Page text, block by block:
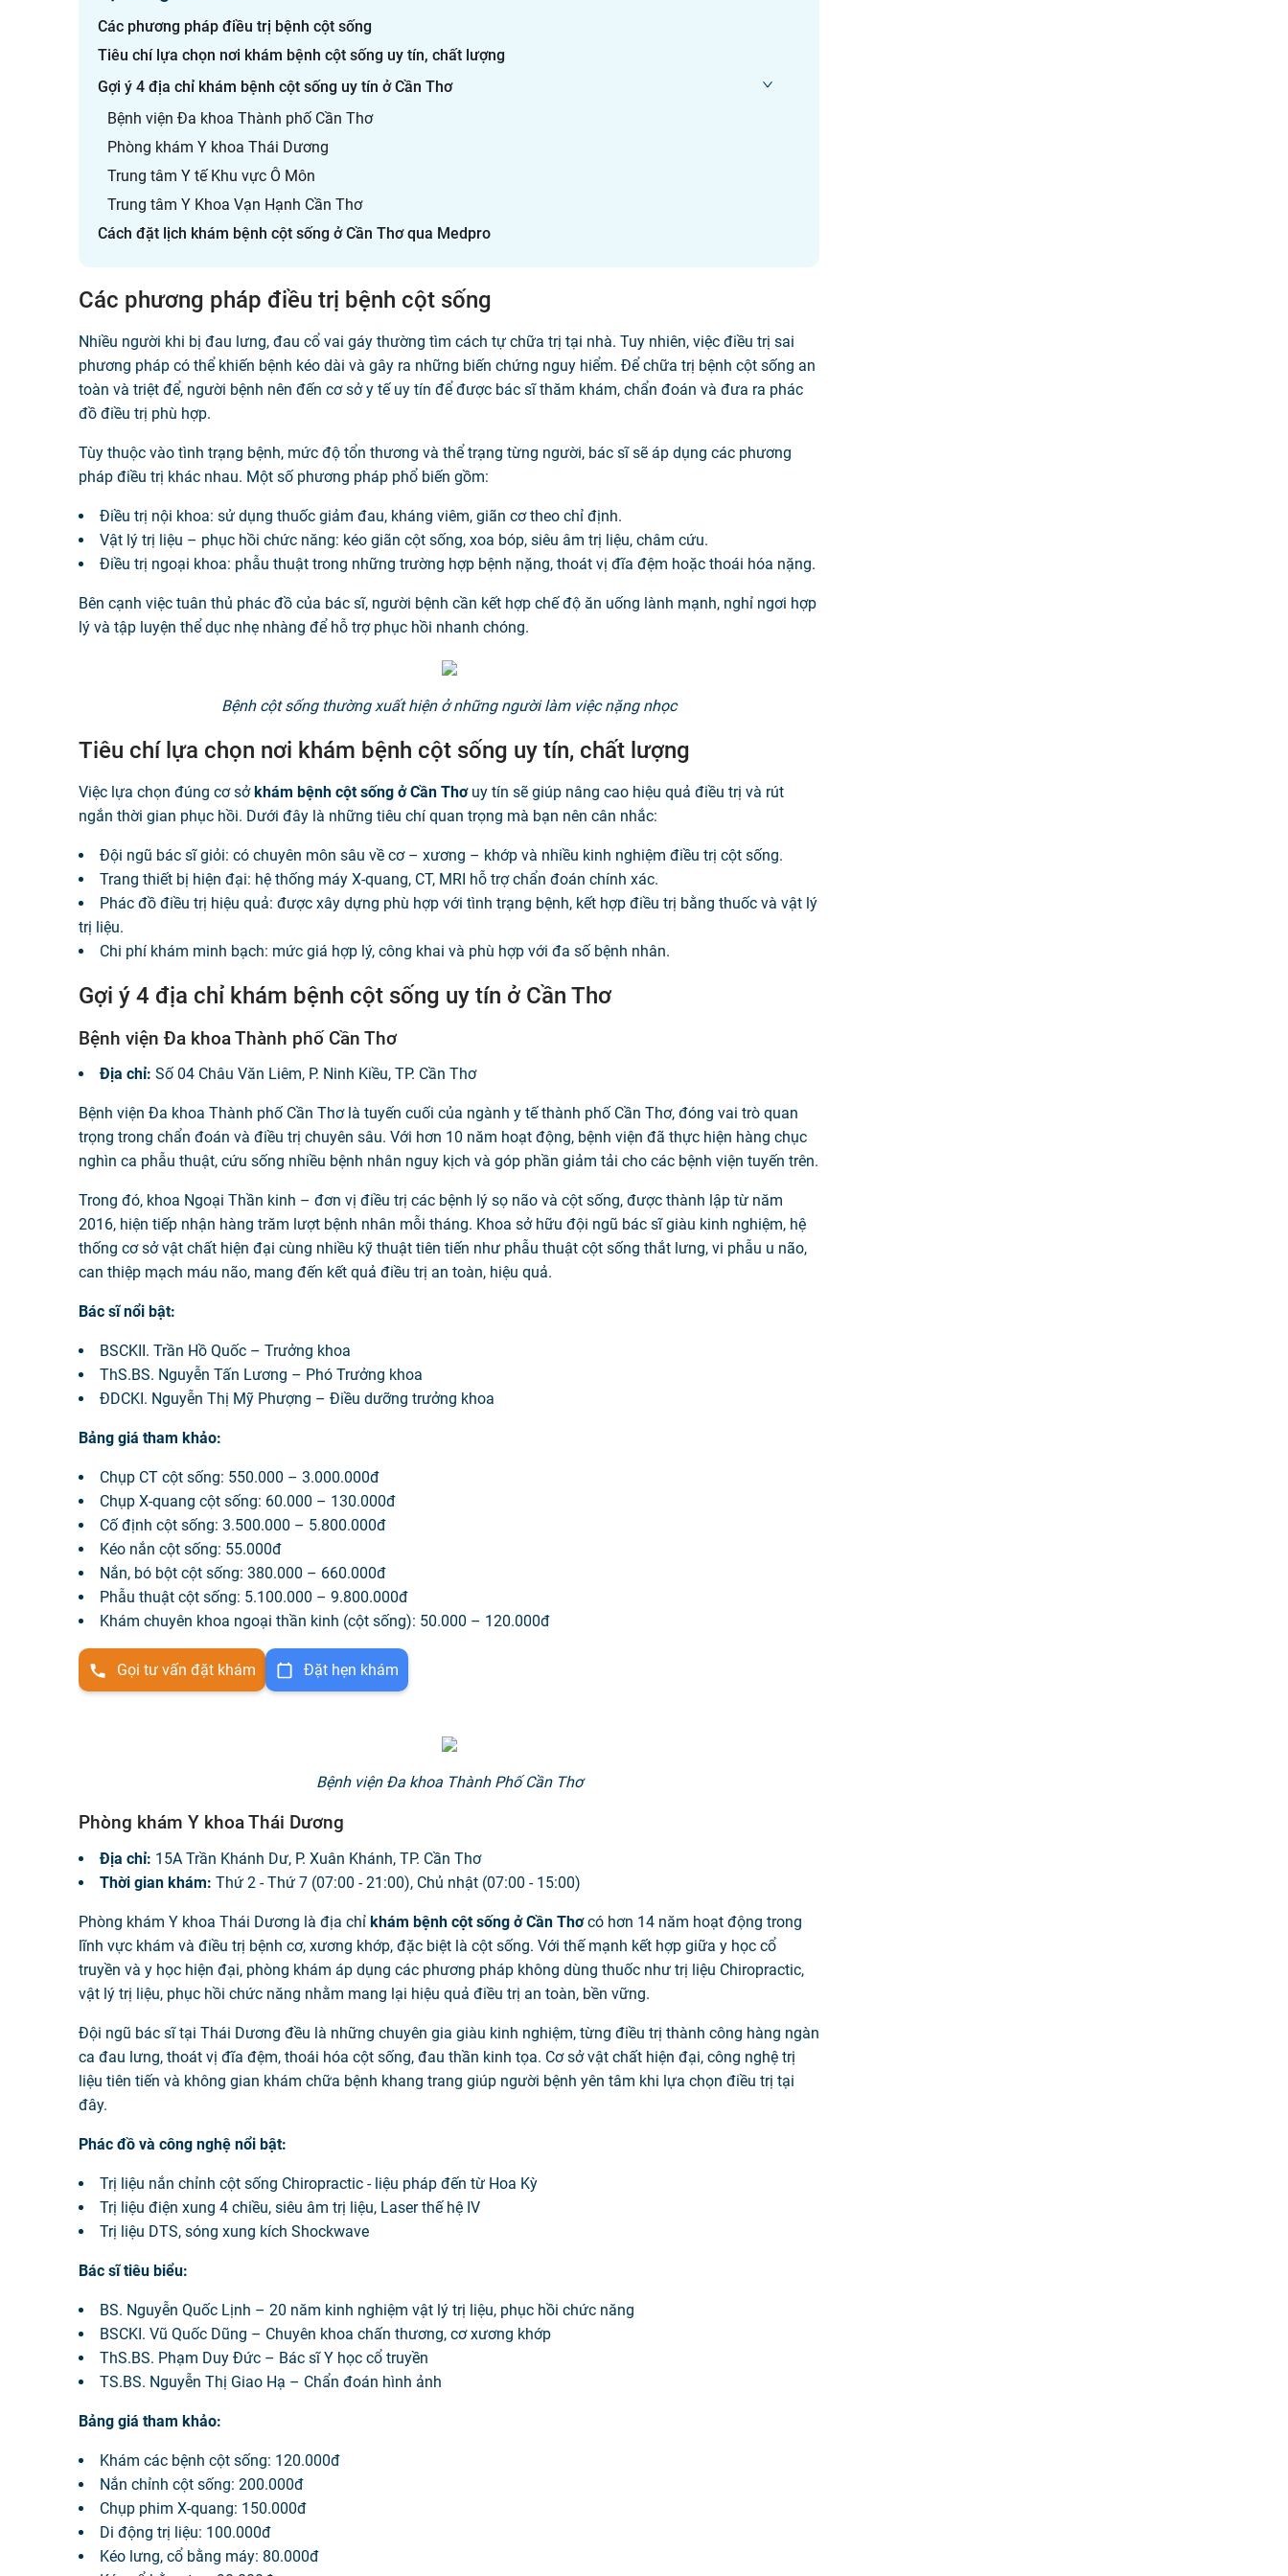
Các phương pháp điều trị bệnh cột sống
Tiêu chí lựa chọn nơi khám bệnh cột sống uy tín, chất lượng
Gợi ý 4 địa chỉ khám bệnh cột sống uy tín ở Cần Thơ
Bệnh viện Đa khoa Thành phố Cần Thơ
Phòng khám Y khoa Thái Dương
Trung tâm Y tế Khu vực Ô Môn
Trung tâm Y Khoa Vạn Hạnh Cần Thơ
Cách đặt lịch khám bệnh cột sống ở Cần Thơ qua Medpro
Các phương pháp điều trị bệnh cột sống
Nhiều người khi bị đau lưng, đau cổ vai gáy thường tìm cách tự chữa trị tại nhà. Tuy nhiên, việc điều trị sai
phương pháp có thể khiến bệnh kéo dài và gây ra những biến chứng nguy hiểm. Để chữa trị bệnh cột sống an
toàn và triệt để, người bệnh nên đến cơ sở y tế uy tín để được bác sĩ thăm khám, chẩn đoán và đưa ra phác
đồ điều trị phù hợp.
Tùy thuộc vào tình trạng bệnh, mức độ tổn thương và thể trạng từng người, bác sĩ sẽ áp dụng các phương
pháp điều trị khác nhau. Một số phương pháp phổ biến gồm:
Điều trị nội khoa: sử dụng thuốc giảm đau, kháng viêm, giãn cơ theo chỉ định.
Vật lý trị liệu – phục hồi chức năng: kéo giãn cột sống, xoa bóp, siêu âm trị liệu, châm cứu.
Điều trị ngoại khoa: phẫu thuật trong những trường hợp bệnh nặng, thoát vị đĩa đệm hoặc thoái hóa nặng.
Bên cạnh việc tuân thủ phác đồ của bác sĩ, người bệnh cần kết hợp chế độ ăn uống lành mạnh, nghỉ ngơi hợp
lý và tập luyện thể dục nhẹ nhàng để hỗ trợ phục hồi nhanh chóng.
Bệnh cột sống thường xuất hiện ở những người làm việc nặng nhọc
Tiêu chí lựa chọn nơi khám bệnh cột sống uy tín, chất lượng
Việc lựa chọn đúng cơ sởkhám bệnh cột sống ở Cần Thơuy tín sẽ giúp nâng cao hiệu quả điều trị và rút
ngắn thời gian phục hồi. Dưới đây là những tiêu chí quan trọng mà bạn nên cân nhắc:
Đội ngũ bác sĩ giỏi: có chuyên môn sâu về cơ – xương – khớp và nhiều kinh nghiệm điều trị cột sống.
Trang thiết bị hiện đại: hệ thống máy X-quang, CT, MRI hỗ trợ chẩn đoán chính xác.
Phác đồ điều trị hiệu quả: được xây dựng phù hợp với tình trạng bệnh, kết hợp điều trị bằng thuốc và vật lý
trị liệu.
Chi phí khám minh bạch: mức giá hợp lý, công khai và phù hợp với đa số bệnh nhân.
Gợi ý 4 địa chỉ khám bệnh cột sống uy tín ở Cần Thơ
Bệnh viện Đa khoa Thành phố Cần Thơ
Địa chỉ: Số 04 Châu Văn Liêm, P. Ninh Kiều, TP. Cần Thơ
Bệnh viện Đa khoa Thành phố Cần Thơ là tuyến cuối của ngành y tế thành phố Cần Thơ, đóng vai trò quan
trọng trong chẩn đoán và điều trị chuyên sâu. Với hơn 10 năm hoạt động, bệnh viện đã thực hiện hàng chục
nghìn ca phẫu thuật, cứu sống nhiều bệnh nhân nguy kịch và góp phần giảm tải cho các bệnh viện tuyến trên.
Trong đó, khoa Ngoại Thần kinh – đơn vị điều trị các bệnh lý sọ não và cột sống, được thành lập từ năm
2016, hiện tiếp nhận hàng trăm lượt bệnh nhân mỗi tháng. Khoa sở hữu đội ngũ bác sĩ giàu kinh nghiệm, hệ
thống cơ sở vật chất hiện đại cùng nhiều kỹ thuật tiên tiến như phẫu thuật cột sống thắt lưng, vi phẫu u não,
can thiệp mạch máu não, mang đến kết quả điều trị an toàn, hiệu quả.
Bác sĩ nổi bật:
BSCKII. Trần Hồ Quốc – Trưởng khoa
ThS.BS. Nguyễn Tấn Lương – Phó Trưởng khoa
ĐDCKI. Nguyễn Thị Mỹ Phượng – Điều dưỡng trưởng khoa
Bảng giá tham khảo:
Chụp CT cột sống: 550.000 – 3.000.000đ
Chụp X-quang cột sống: 60.000 – 130.000đ
Cố định cột sống: 3.500.000 – 5.800.000đ
Kéo nắn cột sống: 55.000đ
Nắn, bó bột cột sống: 380.000 – 660.000đ
Phẫu thuật cột sống: 5.100.000 – 9.800.000đ
Khám chuyên khoa ngoại thần kinh (cột sống): 50.000 – 120.000đ
Gọi tư vấn đặt khám Đặt hẹn khám
Bệnh viện Đa khoa Thành Phố Cần Thơ
Phòng khám Y khoa Thái Dương
Địa chỉ: 15A Trần Khánh Dư, P. Xuân Khánh, TP. Cần Thơ
Thời gian khám: Thứ 2 - Thứ 7 (07:00 - 21:00), Chủ nhật (07:00 - 15:00)
Phòng khám Y khoa Thái Dương là địa chỉ khám bệnh cột sống ở Cần Thơcó hơn 14 năm hoạt động trong
lĩnh vực khám và điều trị bệnh cơ, xương khớp, đặc biệt là cột sống. Với thế mạnh kết hợp giữa y học cổ
truyền và y học hiện đại, phòng khám áp dụng các phương pháp không dùng thuốc như trị liệu Chiropractic,
vật lý trị liệu, phục hồi chức năng nhằm mang lại hiệu quả điều trị an toàn, bền vững.
Đội ngũ bác sĩ tại Thái Dương đều là những chuyên gia giàu kinh nghiệm, từng điều trị thành công hàng ngàn
ca đau lưng, thoát vị đĩa đệm, thoái hóa cột sống, đau thần kinh tọa. Cơ sở vật chất hiện đại, công nghệ trị
liệu tiên tiến và không gian khám chữa bệnh khang trang giúp người bệnh yên tâm khi lựa chọn điều trị tại
đây.
Phác đồ và công nghệ nổi bật:
Trị liệu nắn chỉnh cột sống Chiropractic - liệu pháp đến từ Hoa Kỳ
Trị liệu điện xung 4 chiều, siêu âm trị liệu, Laser thế hệ IV
Trị liệu DTS, sóng xung kích Shockwave
Bác sĩ tiêu biểu:
BS. Nguyễn Quốc Lịnh – 20 năm kinh nghiệm vật lý trị liệu, phục hồi chức năng
BSCKI. Vũ Quốc Dũng – Chuyên khoa chấn thương, cơ xương khớp
ThS.BS. Phạm Duy Đức – Bác sĩ Y học cổ truyền
TS.BS. Nguyễn Thị Giao Hạ – Chẩn đoán hình ảnh
Bảng giá tham khảo:
Khám các bệnh cột sống: 120.000đ
Nắn chỉnh cột sống: 200.000đ
Chụp phim X-quang: 150.000đ
Di động trị liệu: 100.000đ
Kéo lưng, cổ bằng máy: 80.000đ